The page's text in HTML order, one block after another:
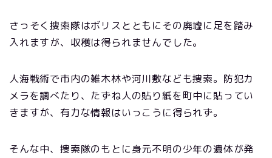
さっそく捜索隊はボリスとともにその廃墟に足を踏み
入れますが、収穫は得られませんでした。
人海戦術で市内の雑木林や河川敷なども捜索。防犯カ
メラを調べたり、たずね人の貼り紙を町中に貼ってい
きますが、有力な情報はいっこうに得られず。
そんな中、捜索隊のもとに身元不明の少年の遺体が発